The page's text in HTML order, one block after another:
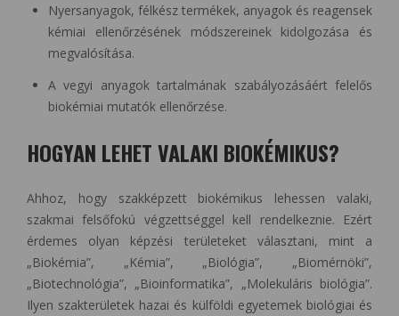
Nyersanyagok, félkész termékek, anyagok és reagensek
kémiai ellenőrzésének módszereinek kidolgozása és
megvalósítása.
A vegyi anyagok tartalmának szabályozásáért felelős
biokémiai mutatók ellenőrzése.
HOGYAN LEHET VALAKI BIOKÉMIKUS?
Ahhoz, hogy szakképzett biokémikus lehessen valaki,
szakmai felsőfokú végzettséggel kell rendelkeznie. Ezért
érdemes olyan képzési területeket választani, mint a
„Biokémia”, „Kémia”, „Biológia”, „Biomérnöki”,
„Biotechnológia”, „Bioinformatika”, „Molekuláris biológia”.
Ilyen szakterületek hazai és külföldi egyetemek biológiai és